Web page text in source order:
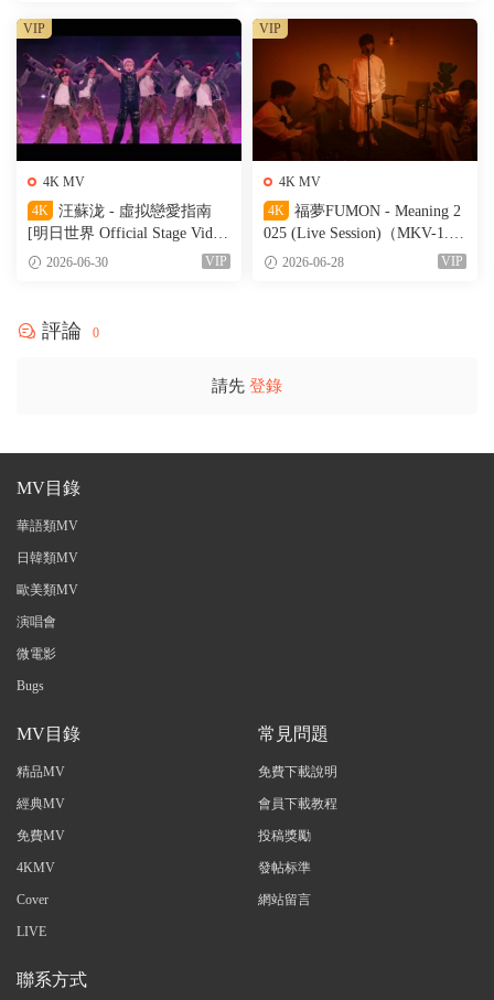
4K MV
4K
汪蘇泷 - 虛拟戀愛指南
[明日世界 Official Stage Vide
o]（MKV-527M）
2026-06-30 VIP
VIP
4K MV
4K
福夢FUMON - Meaning 2
025 (Live Session)（MKV-1.56
G）2026-06-28 VIP
VIP
評論 0
請先 登錄
MV目錄
華語類MV
日韓類MV
歐美類MV
演唱會
微電影
Bugs
MV目錄
精品MV
經典MV
免費MV
4KMV
Cover
LIVE
常見問題
免費下載說明
會員下載教程
投稿獎勵
發帖标準
網站留言
聯系方式